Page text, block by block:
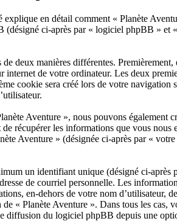
en détail comment « Planète
(désigné ci-après par « logiciel phpBB » et
deux manières différentes.
internet de votre ordinateur. Les deux
cookie sera créé lors de votre navigation
Aventure », nous pouvons également
récupérer les informations que vous
Aventure » (désignée ci-après par «
un identifiant unique (désigné ci-après
de courriel personnelle. Les
en-dehors de votre nom d’utilisateur,
« Planète Aventure ». Dans tous les
diffusion du logiciel phpBB depuis une